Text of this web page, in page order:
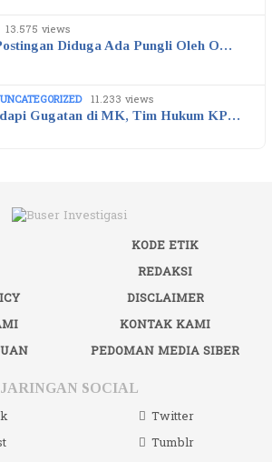
13.575 views
Diduga Ada Pungli Oleh O…
UNCATEGORIZED 11.233 views
Gugatan di MK, Tim Hukum KP…
KODE ETIK
REDAKSI
DISCLAIMER
KONTAK KAMI
PEDOMAN MEDIA SIBER
JARINGAN SOCIAL
Twitter
Tumblr